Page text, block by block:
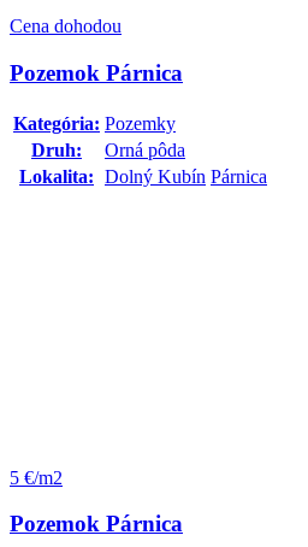
Cena dohodou
Pozemok Párnica
Kategória: Pozemky
Druh:
Orná pôda
Lokalita: Dolný Kubín Párnica
5 €/m2
Pozemok Párnica